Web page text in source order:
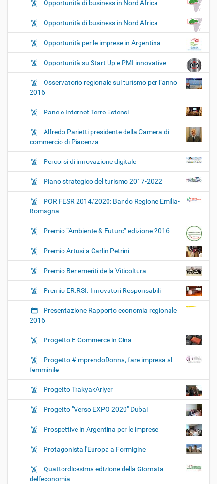
Opportunità di business in Nord Africa
Opportunità di business in Nord Africa
Opportunità per le imprese in Argentina
Opportunità su Start Up e PMI innovative
Osservatorio regionale sul turismo per l’anno
2016
Pane e Internet Terre Estensi
Alfredo Parietti presidente della Camera di
commercio di Piacenza
Percorsi di innovazione digitale
Piano strategico del turismo 2017-2022
POR FESR 2014/2020: Bando Regione Emilia-
Romagna
Premio “Ambiente & Futuro” edizione 2016
Premio Artusi a Carlin Petrini
Premio Benemeriti della Viticoltura
Premio ER.RSI. Innovatori Responsabili
Presentazione Rapporto economia regionale
2016
Progetto E-Commerce in Cina
Progetto #ImprendoDonna, fare impresa al
femminile
Progetto TrakyakAriyer
Progetto "Verso EXPO 2020" Dubai
Prospettive in Argentina per le imprese
Protagonista l'Europa a Formigine
Quattordicesima edizione della Giornata
dell'economia